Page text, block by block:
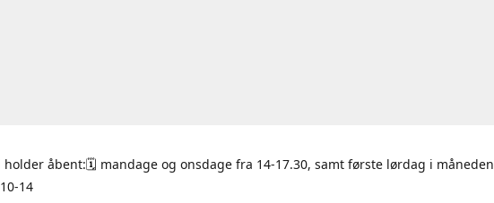
holder åbent:🗓 mandage og onsdage fra 14-17.30, samt første lørdag i måneden
14